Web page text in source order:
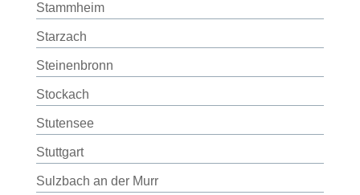
Stammheim
Starzach
Steinenbronn
Stockach
Stutensee
Stuttgart
Sulzbach an der Murr